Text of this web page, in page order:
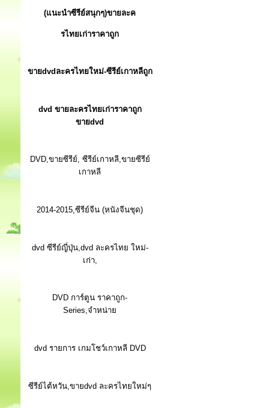
(แนะนำซีรีย์สนุกๆ)ขายละค
รไทยเก่าราคาถูก
ขายdvdละครไทยใหม่-ซีรีย์เกาหลีถูก
dvd ขายละครไทยเก่าราคาถูก
ขายdvd
DVD,ขายซีรีย์, ซีรีย์เกาหลี,ขายซีรีย์
เกาหลี
2014-2015,ซีรีย์จีน (หนังจีนชุด)
dvd ซีรีย์ญี่ปุ่น,dvd ละครไทย ใหม่-
เก่า,
DVD การ์ตูน ราคาถูก-
Series,จำหน่าย
dvd รายการ เกมโชว์เกาหลี DVD
ซีรีย์ไต้หวัน,ขายdvd ละครไทยใหม่ๆ